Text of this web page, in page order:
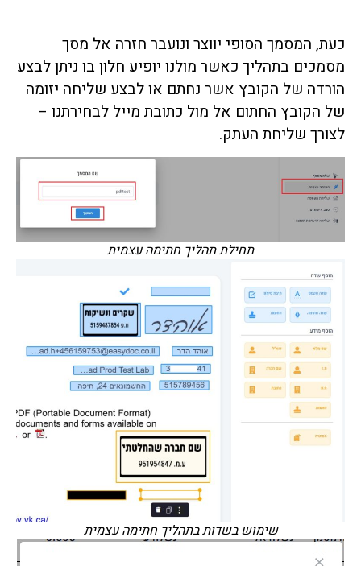
כעת, המסמך הסופי יווצר ונועבר חזרה אל מסך
מסמכים בתהליך כאשר מולנו יופיע חלון בו ניתן לבצע
הורדה של הקובץ אשר נחתם או לבצע שליחה יזומה
של הקובץ החתום אל מול כתובת מייל לבחירתנו –
לצורך שליחת העתק.
תחילת תהליך חתימה עצמית
שימוש בשדות בתהליך חתימה עצמית